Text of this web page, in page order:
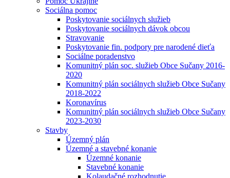
Sociálna pomoc
Poskytovanie sociálnych služieb
Poskytovanie sociálnych dávok obcou
Stravovanie
Poskytovanie fin. podpory pre narodené dieťa
Sociálne poradenstvo
Komunitný plán soc. služieb Obce Sučany 2016-
2020
Komunitný plán sociálnych služieb Obce Sučany
2018-2022
Koronavírus
Komunitný plán sociálnych služieb Obce Sučany
2023-2030
Stavby
Územný plán
Územné a stavebné konanie
Územné konanie
Stavebné konanie
Kolaudačné rozhodnutie